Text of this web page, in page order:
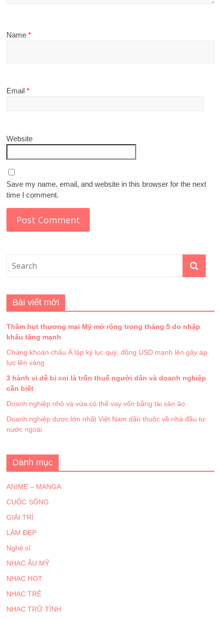
Name*
Email*
Website
Save my name, email, and website in this browser for the next
time I comment.
Bài viết mới
Thâm hụt thương mại Mỹ mở rộng trong tháng 5 do nhập
khẩu tăng mạnh
Chứng khoán châu Á lập kỷ lục quý, đồng USD mạnh lên gây áp
lực lên vàng
3 hành vi dễ bị coi là trốn thuế người dân và doanh nghiệp
cần biết
Doanh nghiệp nhỏ và vừa có thể vay vốn bằng tài sản ảo
Doanh nghiệp dược lớn nhất Việt Nam dần thuộc về nhà đầu tư
nước ngoài
Danh mục
ANIME – MANGA
CUỘC SỐNG
GIẢI TRÍ
LÀM ĐẸP
Nghệ sĩ
NHẠC ÂU MỸ
NHẠC HOT
NHẠC TRẺ
NHẠC TRỮ TÌNH